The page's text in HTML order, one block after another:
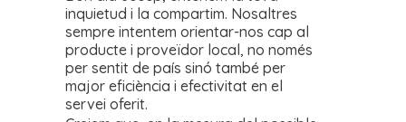
inquietud i la compartim. Nosaltres
sempre intentem orientar-nos cap al
producte i proveïdor local, no només
per sentit de país sinó també per
major eficiència i efectivitat en el
servei oferit.